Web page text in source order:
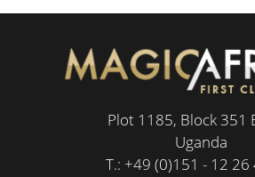
Plot 1185, Block 351
Uganda
T.: +49 (0)151 - 12 26